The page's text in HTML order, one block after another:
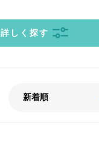
詳しく探す